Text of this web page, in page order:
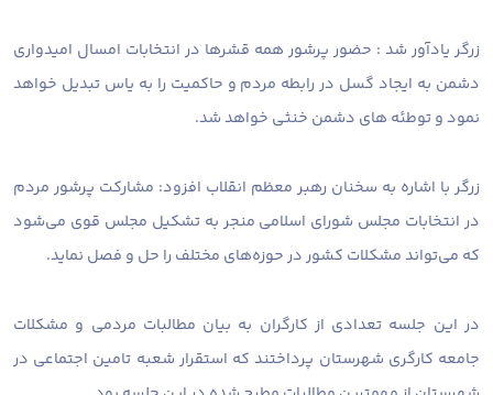
زرگر یادآور شد : حضور پرشور همه قشرها در انتخابات امسال امیدواری
دشمن به ایجاد گسل در رابطه مردم و حاکمیت را به یاس تبدیل خواهد
نمود و توطئه های دشمن خنثی خواهد شد.
زرگر با اشاره به سخنان رهبر معظم انقلاب افزود: مشارکت پرشور مردم
در انتخابات مجلس شورای اسلامی منجر به تشکیل مجلس قوی می‌شود
که می‌تواند مشکلات کشور در حوزه‌های مختلف را حل و فصل نماید.
در این جلسه تعدادی از کارگران به بیان مطالبات مردمی و مشکلات
جامعه کارگری شهرستان پرداختند که استقرار شعبه تامین اجتماعی در